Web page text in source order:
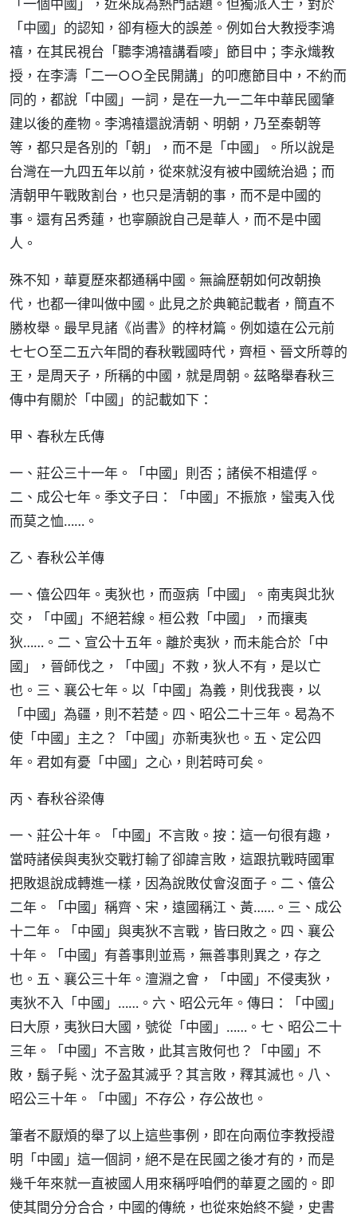
「中國」的認知，卻有極大的誤差。例如台大教授李鴻
禧，在其民視台「聽李鴻禧講看嘜」節目中；李永熾教
授，在李濤「二一○○全民開講」的叩應節目中，不約而
同的，都說「中國」一詞，是在一九一二年中華民國肇
建以後的產物。李鴻禧還說清朝、明朝，乃至秦朝等
等，都只是各別的「朝」，而不是「中國」。所以說是
台灣在一九四五年以前，從來就沒有被中國統治過；而
清朝甲午戰敗割台，也只是清朝的事，而不是中國的
事。還有呂秀蓮，也寧願說自己是華人，而不是中國
人。
殊不知，華夏歷來都通稱中國。無論歷朝如何改朝換
代，也都一律叫做中國。此見之於典範記載者，簡直不
勝枚舉。最早見諸《尚書》的梓材篇。例如遠在公元前
七七○至二五六年間的春秋戰國時代，齊桓、晉文所尊的
王，是周天子，所稱的中國，就是周朝。茲略舉春秋三
傳中有關於「中國」的記載如下：
甲、春秋左氏傳
一、莊公三十一年。「中國」則否；諸侯不相遣俘。
二、成公七年。季文子曰：「中國」不振旅，蠻夷入伐
而莫之恤……。
乙、春秋公羊傳
一、僖公四年。夷狄也，而亟病「中國」。南夷與北狄
交，「中國」不絕若線。桓公救「中國」，而攘夷
狄……。二、宣公十五年。離於夷狄，而未能合於「中
國」，晉師伐之，「中國」不救，狄人不有，是以亡
也。三、襄公七年。以「中國」為義，則伐我喪，以
「中國」為疆，則不若楚。四、昭公二十三年。曷為不
使「中國」主之？「中國」亦新夷狄也。五、定公四
年。君如有憂「中國」之心，則若時可矣。
丙、春秋谷梁傳
一、莊公十年。「中國」不言敗。按：這一句很有趣，
當時諸侯與夷狄交戰打輸了卻諱言敗，這跟抗戰時國軍
把敗退說成轉進一樣，因為說敗仗會沒面子。二、僖公
二年。「中國」稱齊、宋，遠國稱江、黃……。三、成公
十二年。「中國」與夷狄不言戰，皆曰敗之。四、襄公
十年。「中國」有善事則並焉，無善事則異之，存之
也。五、襄公三十年。澶淵之會，「中國」不侵夷狄，
夷狄不入「中國」……。六、昭公元年。傳曰：「中國」
曰大原，夷狄曰大國，號從「中國」……。七、昭公二十
三年。「中國」不言敗，此其言敗何也？「中國」不
敗，鬍子髡、沈子盈其滅乎？其言敗，釋其滅也。八、
昭公三十年。「中國」不存公，存公故也。
筆者不厭煩的舉了以上這些事例，即在向兩位李教授證
明「中國」這一個詞，絕不是在民國之後才有的，而是
幾千年來就一直被國人用來稱呼咱們的華夏之國的。即
使其間分分合合，中國的傳統，也從來始終不變，史書